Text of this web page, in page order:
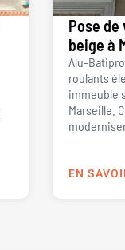
Pose
beige à
Alu-
roulants
immeuble
Marseille.
EN